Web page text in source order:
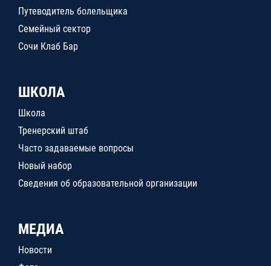
Путеводитель болельщика
Семейный сектор
Сочи Клаб Бар
ШКОЛА
Школа
Тренерский штаб
Часто задаваемые вопросы
Новый набор
Сведения об образовательной организации
МЕДИА
Новости